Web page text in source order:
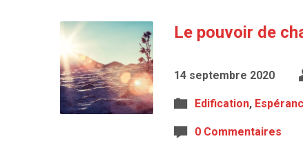
Le pouvoir de
14 septembre 2020
Edification,
0 Commentaires